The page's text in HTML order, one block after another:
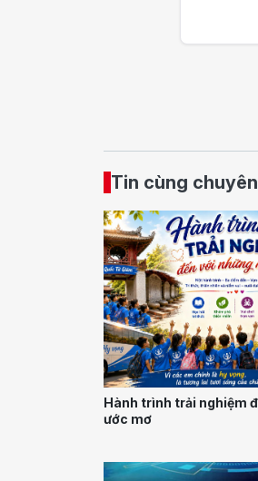
Tin cùng
Hành trình trải nghiệm
ước mơ